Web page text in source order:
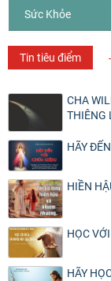
Sức Khỏe
Tin tiêu điểm
CHA
THIÊNG
HÃY
HIỀN
HỌC
HÃY